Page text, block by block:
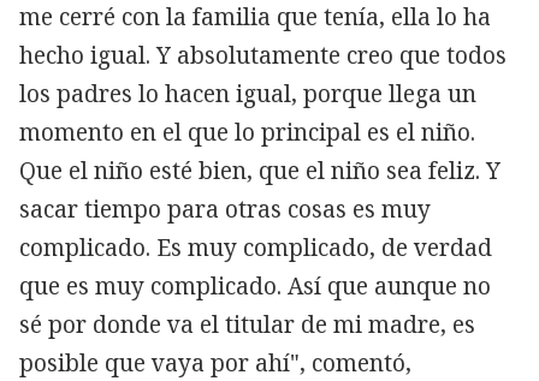
me cerré con la familia que tenía, ella lo ha
hecho igual. Y absolutamente creo que todos
los padres lo hacen igual, porque llega un
momento en el que lo principal es el niño.
Que el niño esté bien, que el niño sea feliz. Y
sacar tiempo para otras cosas es muy
complicado. Es muy complicado, de verdad
que es muy complicado. Así que aunque no
sé por donde va el titular de mi madre, es
posible que vaya por ahí", comentó,